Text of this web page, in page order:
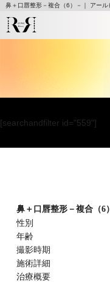
鼻＋口唇整形－複合（6）－｜ アー
[searchandfilter id="559"]
鼻＋口唇整形－複合（6
性別
年齢
撮影時期
施術詳細
治療概要